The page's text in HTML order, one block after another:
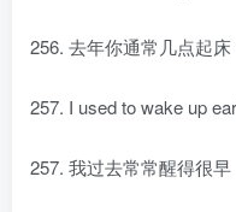
256. 去年你通常几点起床
257. I used to wake up
257. 我过去常常醒得很早